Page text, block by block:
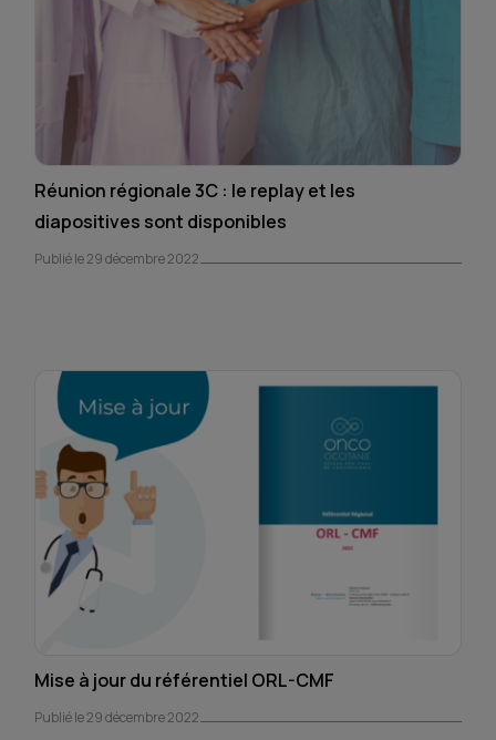
Réunion régionale 3C : le replay et les
diapositives sont disponibles
Publié le 29 décembre 2022
Mise à jour du référentiel ORL-CMF
Publié le 29 décembre 2022